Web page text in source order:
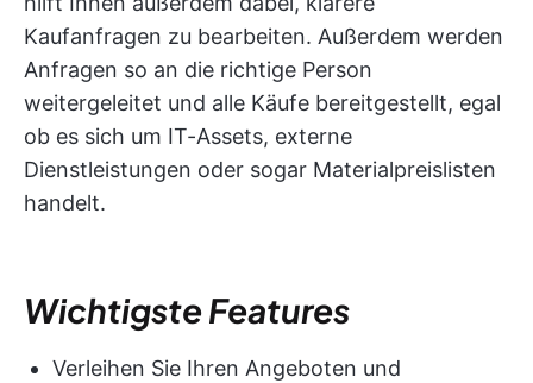
Kaufanfragen zu bearbeiten. Außerdem werden
Anfragen so an die richtige Person
weitergeleitet und alle Käufe bereitgestellt, egal
ob es sich um IT-Assets, externe
Dienstleistungen oder sogar Materialpreislisten
handelt.
Wichtigste Features
Verleihen Sie Ihren Angeboten und